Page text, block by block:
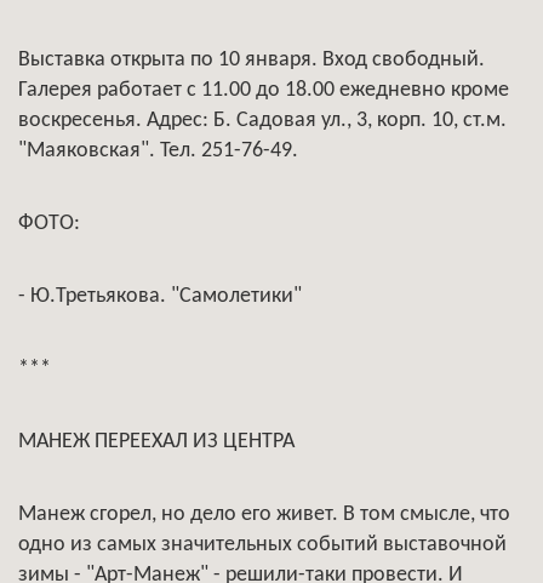
Выставка открыта по 10 января. Вход свободный.
Галерея работает с 11.00 до 18.00 ежедневно кроме
воскресенья. Адрес: Б. Садовая ул., 3, корп. 10, ст.м.
"Маяковская". Тел. 251-76-49.
ФОТО:
- Ю.Третьякова. "Самолетики"
***
МАНЕЖ ПЕРЕЕХАЛ ИЗ ЦЕНТРА
Манеж сгорел, но дело его живет. В том смысле, что
одно из самых значительных событий выставочной
зимы - "Арт-Манеж" - решили-таки провести. И